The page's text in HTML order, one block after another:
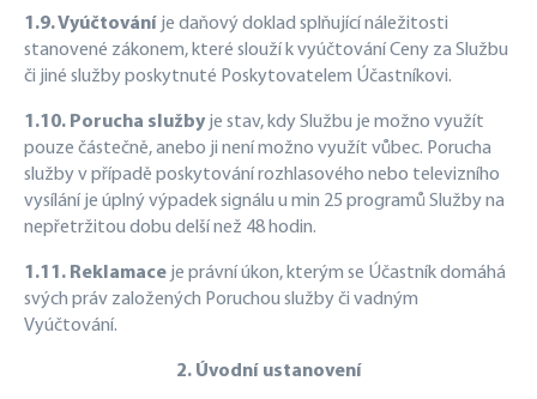
1.9. Vyúčtování je daňový doklad splňující náležitosti
stanovené zákonem, které slouží k vyúčtování Ceny za Službu
či jiné služby poskytnuté Poskytovatelem Účastníkovi.
1.10. Porucha služby je stav, kdy Službu je možno využít
pouze částečně, anebo ji není možno využít vůbec. Porucha
služby v případě poskytování rozhlasového nebo televizního
vysílání je úplný výpadek signálu u min 25 programů Služby na
nepřetržitou dobu delší než 48 hodin.
1.11. Reklamace je právní úkon, kterým se Účastník domáhá
svých práv založených Poruchou služby či vadným
Vyúčtování.
2. Úvodní ustanovení